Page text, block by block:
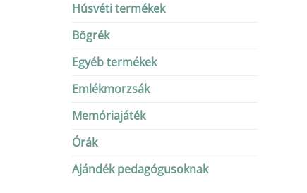
Húsvéti termékek
Bögrék
Egyéb termékek
Emlékmorzsák
Memóriajáték
Órák
Ajándék pedagógusoknak